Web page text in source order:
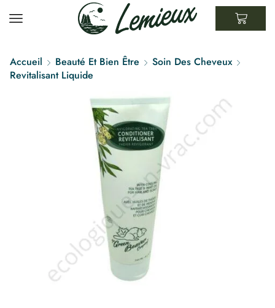
Accueil Beauté Et Bien Être
Soin Des Cheveux
Revitalisant Liquide